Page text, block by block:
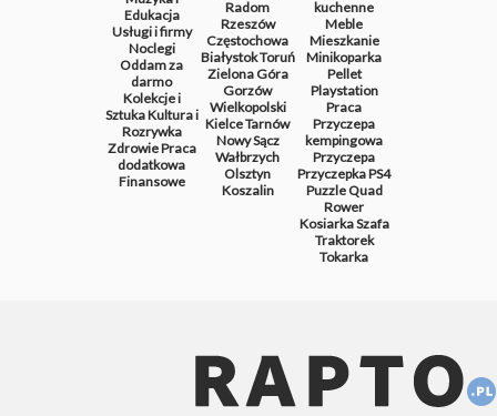
Edukacja
Usługi i firmy
Noclegi
Oddam za
darmo
Kolekcje i
SztukaKultura i
Rozrywka
ZdrowiePraca
dodatkowa
Finansowe
Radom
Rzeszów
Częstochowa
BiałystokToruń
Zielona Góra
Gorzów
Wielkopolski
KielceTarnów
Nowy Sącz
Wałbrzych
Olsztyn
Koszalin
kuchenne
Meble
Mieszkanie
Minikoparka
Pellet
Playstation
Praca
Przyczepa
kempingowa
Przyczepa
PrzyczepkaPS4
PuzzleQuad
Rower
KosiarkaSzafa
Traktorek
Tokarka